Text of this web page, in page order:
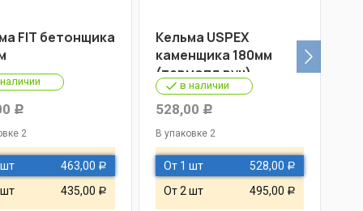
FIT бетонщика
Р
2
463,00 Р
435,00 Р
Кельма USPEX
каменщика 180мм
(термопл.руч)
в наличии
528,00 Р
В упаковке 2
От 1 шт 528,00 Р
От 2 шт 495,00 Р